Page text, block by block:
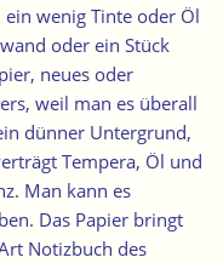
wenig Tinte oder Öl
oder ein Stück
neues oder
weil man es überall
dünner Untergrund,
Tempera, Öl und
Man kann es
Das Papier bringt
Notizbuch des